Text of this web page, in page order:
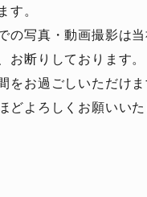
す。
の写真・動画撮影は
お断りしております。
をお過ごしいただけ
どよろしくお願いいた